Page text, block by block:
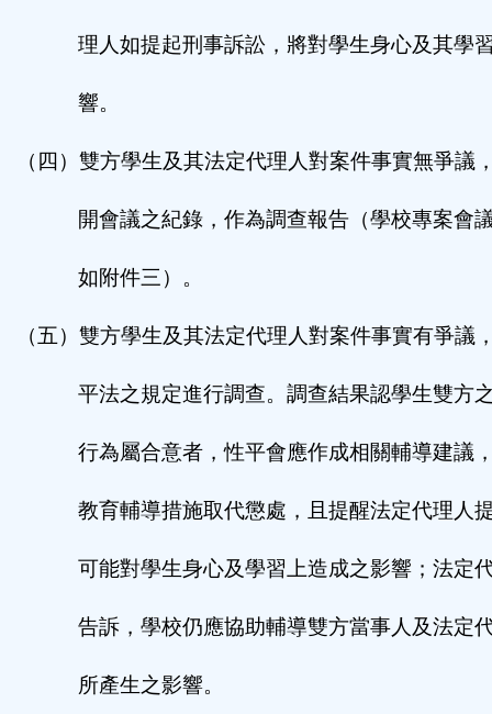
理人如提起刑事訴訟，將對學生身心及其學
響。
（四）雙方學生及其法定代理人對案件事實無爭議
開會議之紀錄，作為調查報告 （學校專案會
如附件三） 。
（五）雙方學生及其法定代理人對案件事實有爭議
平法之規定進行調查。調查結果認學生雙方
行為屬合意者，性平會應作成相關輔導建議
教育輔導措施取代懲處，且提醒法定代理人
可能對學生身心及學習上造成之影響；法定
告訴，學校仍應協助輔導雙方當事人及法定
所產生之影響。